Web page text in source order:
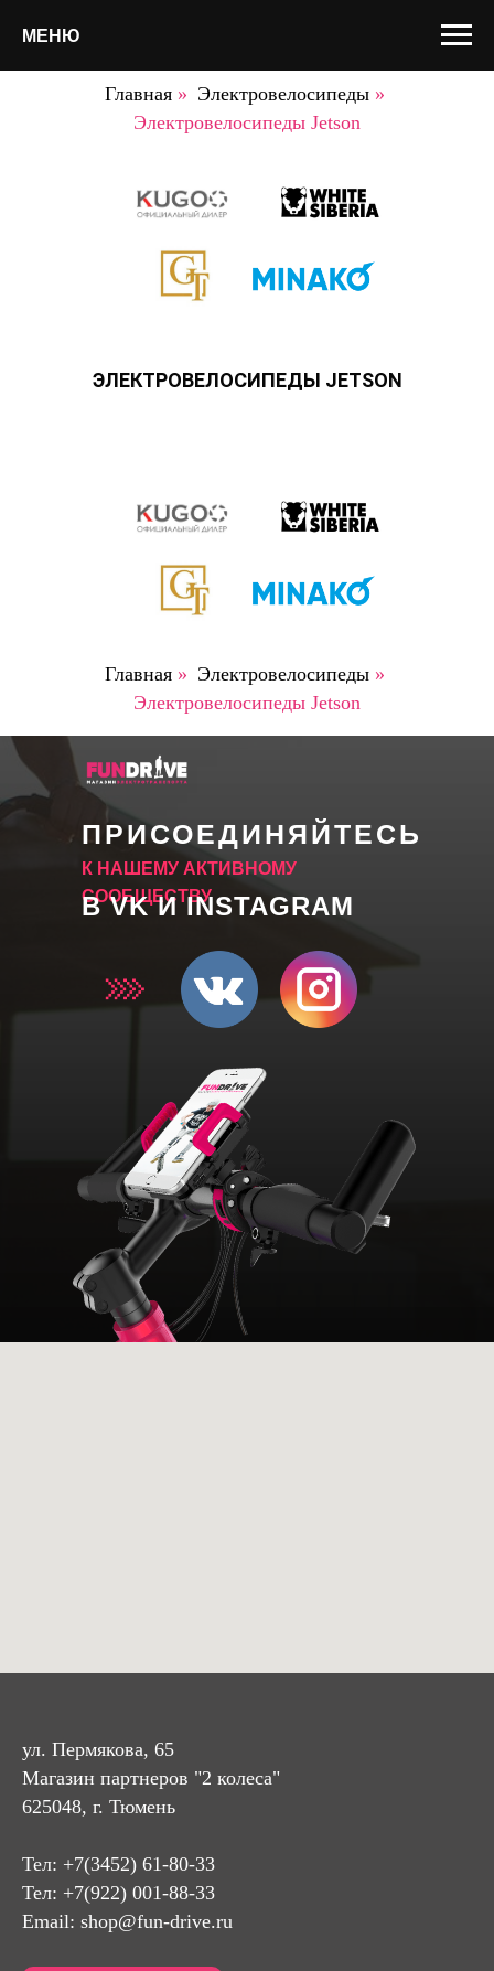
МЕНЮ
Главная » Электровелосипеды »
Электровелосипеды Jetson
ЭЛЕКТРОВЕЛОСИПЕДЫ JETSON
Главная » Электровелосипеды »
Электровелосипеды Jetson
ПРИСОЕДИНЯЙТЕСЬ
К НАШЕМУ АКТИВНОМУ
СООБЩЕСТВУ
В VK И INSTAGRAM
ул. Пермякова, 65
Магазин партнеров "2 колеса"
625048, г. Тюмень
Тел: +7(3452) 61-80-33
Тел: +7(922) 001-88-33
Email: shop@fun-drive.ru